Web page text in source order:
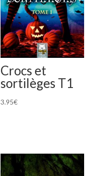
Crocs et
sortilèges T1
3.95€